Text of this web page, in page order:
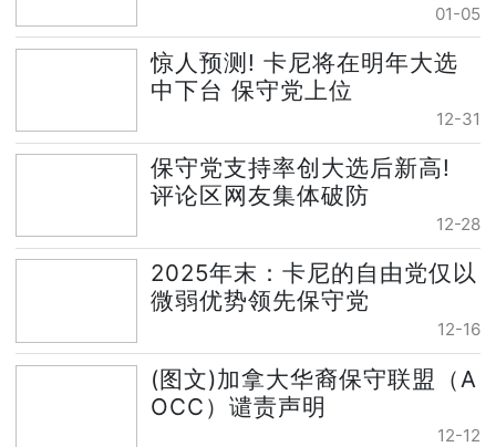
01-05
惊人预测! 卡尼将在明年大选
中下台 保守党上位
12-31
保守党支持率创大选后新高!
评论区网友集体破防
12-28
2025年末：卡尼的自由党仅以
微弱优势领先保守党
12-16
(图文)加拿大华裔保守联盟（A
OCC）谴责声明
12-12